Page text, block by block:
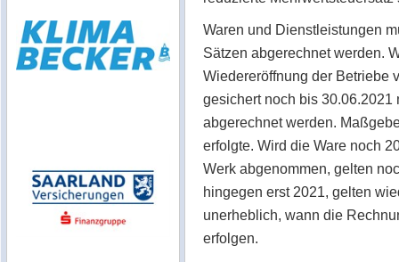
Waren und Dienstleistungen
Sätzen abgerechnet werden.
Wiedereröffnung der Betriebe
gesichert noch bis 30.06.2021
abgerechnet werden.
erfolgte. Wird die Ware noch
Werk abgenommen, gelten
hingegen erst 2021, gelten
unerheblich, wann die
erfolgen.